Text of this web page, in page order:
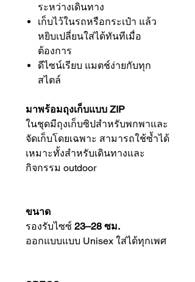
ระหว่างเดินทาง
เก็บไว้ในรถหรือกระเป๋า แล้ว
หยิบเปลี่ยนใส่ได้ทันทีเมื่อ
ต้องการ
ดีไซน์เรียบ แมตช์ง่ายกับทุก
สไตล์
มาพร้อมถุงเก็บแบบ ZIP
ในชุดมีถุงเก็บซิปสำหรับพกพาและ
จัดเก็บโดยเฉพาะ สามารถใช้ซ้ำได้
เหมาะทั้งสำหรับเดินทางและ
กิจกรรม outdoor
ขนาด
รองรับไซซ์ 23–28 ซม.
ออกแบบแบบ Unisex ใส่ได้ทุกเพศ